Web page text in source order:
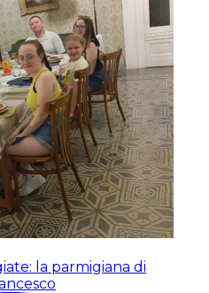
la parmigiana di